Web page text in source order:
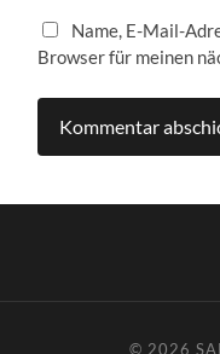
Name, E-Mail-
Browser für meinen
© 2026